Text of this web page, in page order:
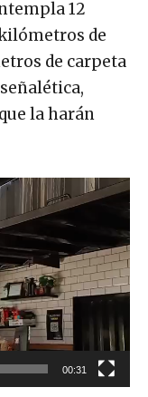
12
de
de carpeta
la harán
00:31